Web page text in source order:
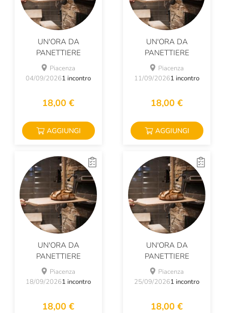
UN'ORA DA
PANETTIERE
Piacenza
04/09/20261 incontro
18,00 €
AGGIUNGI
UN'ORA DA
PANETTIERE
Piacenza
11/09/20261 incontro
18,00 €
AGGIUNGI
UN'ORA DA
PANETTIERE
Piacenza
18/09/20261 incontro
18,00 €
UN'ORA DA
PANETTIERE
Piacenza
25/09/20261 incontro
18,00 €